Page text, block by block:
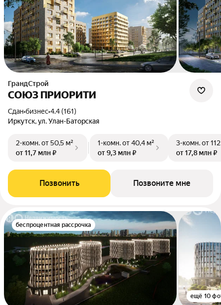
ГрандСтрой
СОЮЗ ПРИОРИТИ
Сдан•бизнес•4.4 (161)
Иркутск, ул. Улан-Баторская
2-комн.от 50,5 м²
от 11,7 млн ₽
1-комн.от 40,4 м²
от 9,3 млн ₽
3-комн.от
от 17,8 млн ₽
Позвонить Позвоните мне
беспроцентная рассрочка
ещё 10